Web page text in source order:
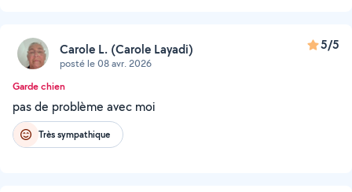
Carole L. (Carole Layadi)
posté le 08 avr. 2026
5/5
Garde chien
pas de problème avec moi
Très sympathique